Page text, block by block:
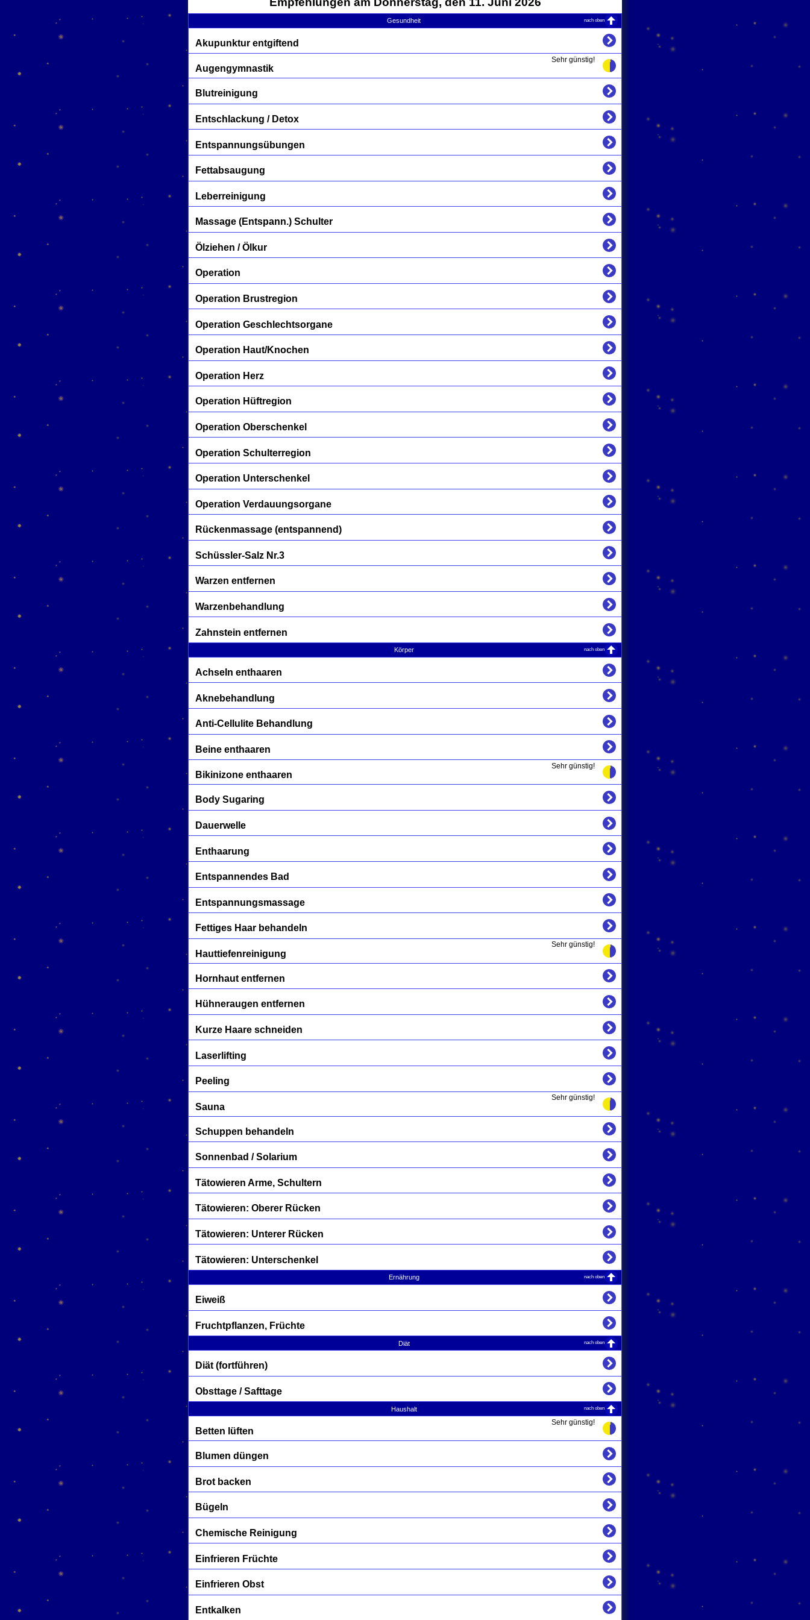
Gesundheit nach oben
Akupunktur entgiftend
Sehr günstig!
Augengymnastik
Blutreinigung
Entschlackung / Detox
Entspannungsübungen
Fettabsaugung
Leberreinigung
Massage (Entspann.) Schulter
Ölziehen / Ölkur
Operation
Operation Brustregion
Operation Geschlechtsorgane
Operation Haut/Knochen
Operation Herz
Operation Hüftregion
Operation Oberschenkel
Operation Schulterregion
Operation Unterschenkel
Operation Verdauungsorgane
Rückenmassage (entspannend)
Schüssler-Salz Nr.3
Warzen entfernen
Warzenbehandlung
Zahnstein entfernen
Körper nach oben
Achseln enthaaren
Aknebehandlung
Anti-Cellulite Behandlung
Beine enthaaren
Sehr günstig!
Bikinizone enthaaren
Body Sugaring
Dauerwelle
Enthaarung
Entspannendes Bad
Entspannungsmassage
Fettiges Haar behandeln
Sehr günstig!
Hauttiefenreinigung
Hornhaut entfernen
Hühneraugen entfernen
Kurze Haare schneiden
Laserlifting
Peeling
Sehr günstig!
Sauna
Schuppen behandeln
Sonnenbad / Solarium
Tätowieren Arme, Schultern
Tätowieren: Oberer Rücken
Tätowieren: Unterer Rücken
Tätowieren: Unterschenkel
Ernährung nach oben
Eiweiß
Fruchtpflanzen, Früchte
Diät nach oben
Diät (fortführen)
Obsttage / Safttage
Haushalt nach oben
Sehr günstig!
Betten lüften
Blumen düngen
Brot backen
Bügeln
Chemische Reinigung
Einfrieren Früchte
Einfrieren Obst
Entkalken